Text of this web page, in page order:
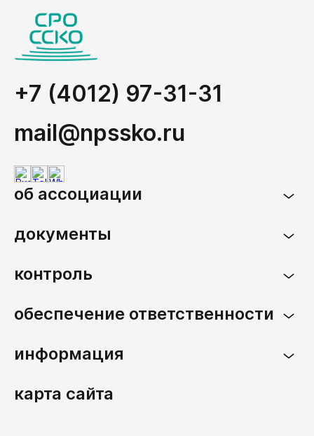
+7 (4012) 97-31-31
mail@npssko.ru
об ассоциации
документы
контроль
обеспечение ответственности
информация
карта сайта